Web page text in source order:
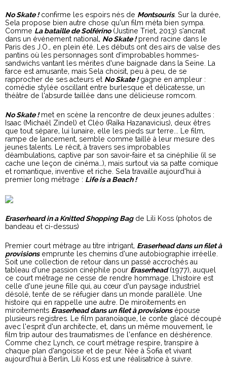
No Skate !confirme les espoirs nés de Montsouris. Sur la durée,
Sela propose bien autre chose qu’un film méta bien sympa.
Comme La bataille de Solférino(Justine Triet, 2013) s’ancrait
dans un événement national, No Skate !prend racine dans le
Paris des J.O., en plein été. Les débuts ont des airs de valse des
pantins où les personnages sont d’improbables hommes-
sandwichs vantant les mérites d’une baignade dans la Seine. La
farce est amusante, mais Sela choisit, peu à peu, de se
rapprocher de ses acteurs et No Skate !gagne en ampleur :
comédie stylée oscillant entre burlesque et délicatesse, un
théâtre de l’absurde taillée dans une délicieuse romcom.
No Skate !met en scène la rencontre de deux jeunes adultes :
Isaac (Michaël Zindel) et Cléo (Raïka Hazanavicius), deux êtres
que tout sépare, lui lunaire, elle les pieds sur terre... Le film,
rampe de lancement, semble comme taillé à leur mesure des
jeunes talents. Le récit, à travers ses improbables
déambulations, captive par son savoir-faire et sa cinéphilie (il se
cache une leçon de cinéma…), mais surtout via sa patte comique
et romantique, inventive et riche. Sela travaille aujourd’hui à
premier long métrage : Life is a Beach !
Eraserheard in a Knitted Shopping Bagde Lili Koss (photos de
bandeau et ci-dessus)
Premier court métrage au titre intrigant, Eraserhead dans un filet à
provisionsemprunte les chemins d’une autobiographie irréelle.
Soit une collection de retour dans un passé accrochés au
tableau d’une passion cinéphile pour Eraserhead(1977), auquel
ce court métrage ne cesse de rendre hommage. L’histoire est
celle d’une jeune fille qui, au cœur d’un paysage industriel
désolé, tente de se réfugier dans un monde parallèle. Une
histoire qui en rappelle une autre. De miroitements en
miroitements Eraserhead dans un filet à provisionsépouse
plusieurs registres. Le film paranoïaque, le conte glacé découpé
avec l’esprit d’un architecte, et, dans un même mouvement, le
film trip autour des traumatismes de l’enfance en déshérence.
Comme chez Lynch, ce court métrage respire, transpire à
chaque plan d’angoisse et de peur. Née à Sofia et vivant
aujourd’hui à Berlin, Lili Koss est une réalisatrice à suivre.